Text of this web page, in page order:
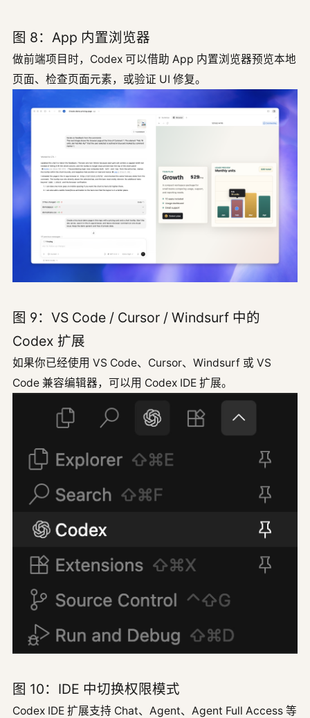
图 8：App 内置浏览器
做前端项目时，Codex 可以借助 App 内置浏览器预览本地
页面、检查页面元素，或验证 UI 修复。
图 9：VS Code / Cursor / Windsurf 中的
Codex 扩展
如果你已经使用 VS Code、Cursor、Windsurf 或 VS
Code 兼容编辑器，可以用 Codex IDE 扩展。
图 10：IDE 中切换权限模式
Codex IDE 扩展支持 Chat、Agent、Agent Full Access 等